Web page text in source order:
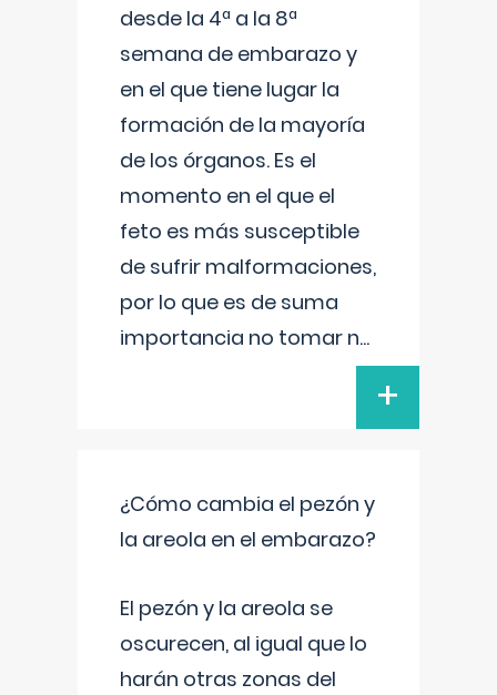
desde la 4ª a la 8ª
semana de embarazo y
en el que tiene lugar la
formación de la mayoría
de los órganos. Es el
momento en el que el
feto es más susceptible
de sufrir malformaciones,
por lo que es de suma
importancia no tomar n...
+
¿Cómo cambia el pezón y
la areola en el embarazo?
El pezón y la areola se
oscurecen, al igual que lo
harán otras zonas del